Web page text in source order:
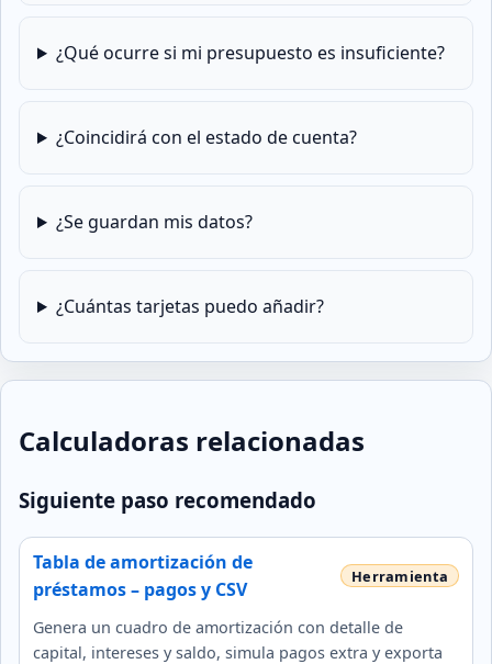
¿Qué ocurre si mi presupuesto es insuficiente?
¿Coincidirá con el estado de cuenta?
¿Se guardan mis datos?
¿Cuántas tarjetas puedo añadir?
Calculadoras relacionadas
Siguiente paso recomendado
Tabla de amortización de
préstamos – pagos y CSV
Genera un cuadro de amortización con detalle de
capital, intereses y saldo, simula pagos extra y exporta